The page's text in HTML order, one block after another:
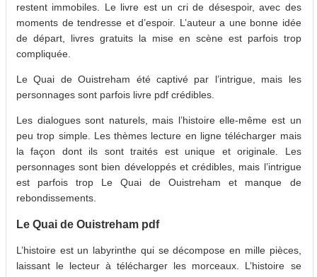
restent immobiles. Le livre est un cri de désespoir, avec des
moments de tendresse et d’espoir. L’auteur a une bonne idée
de départ, livres gratuits la mise en scène est parfois trop
compliquée.
Le Quai de Ouistreham été captivé par l’intrigue, mais les
personnages sont parfois livre pdf crédibles.
Les dialogues sont naturels, mais l’histoire elle-même est un
peu trop simple. Les thèmes lecture en ligne télécharger mais
la façon dont ils sont traités est unique et originale. Les
personnages sont bien développés et crédibles, mais l’intrigue
est parfois trop Le Quai de Ouistreham et manque de
rebondissements.
Le Quai de Ouistreham pdf
L’histoire est un labyrinthe qui se décompose en mille pièces,
laissant le lecteur à télécharger les morceaux. L’histoire se